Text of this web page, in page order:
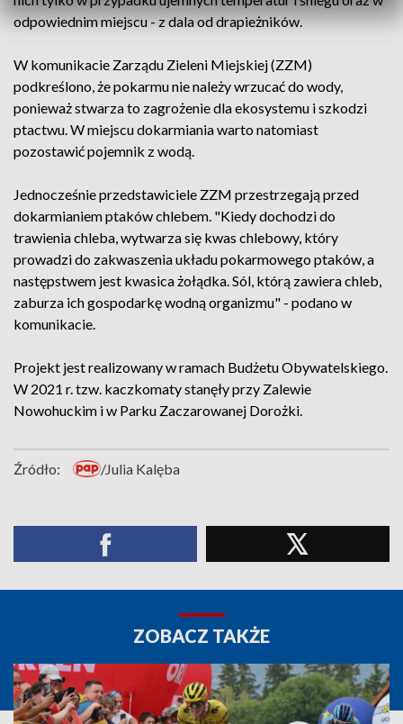
odpowiednim miejscu - z dala od drapieżników.
W komunikacie Zarządu Zieleni Miejskiej (ZZM)
podkreślono, że pokarmu nie należy wrzucać do wody,
ponieważ stwarza to zagrożenie dla ekosystemu i szkodzi
ptactwu. W miejscu dokarmiania warto natomiast
pozostawić pojemnik z wodą.
Jednocześnie przedstawiciele ZZM przestrzegają przed
dokarmianiem ptaków chlebem. "Kiedy dochodzi do
trawienia chleba, wytwarza się kwas chlebowy, który
prowadzi do zakwaszenia układu pokarmowego ptaków, a
następstwem jest kwasica żołądka. Sól, którą zawiera chleb,
zaburza ich gospodarkę wodną organizmu" - podano w
komunikacie.
Projekt jest realizowany w ramach Budżetu Obywatelskiego.
W 2021 r. tzw. kaczkomaty stanęły przy Zalewie
Nowohuckim i w Parku Zaczarowanej Dorożki.
Źródło: /Julia Kalęba
ZOBACZ TAKŻE